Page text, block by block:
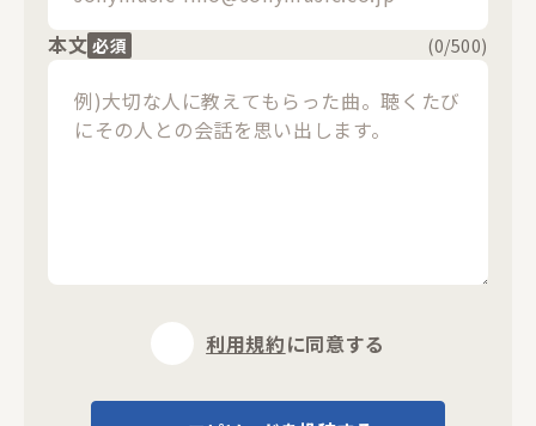
本文 必須 (0/500)
利用規約に同意する